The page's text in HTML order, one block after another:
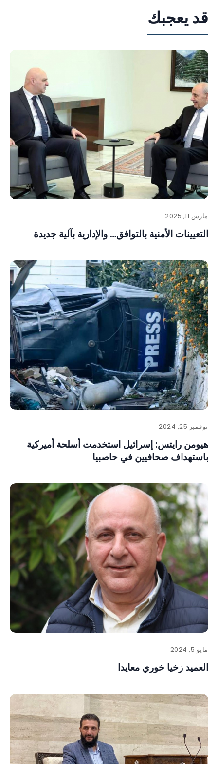
قد يعجبك
مارس 11, 2025
التعيينات الأمنية بالتوافق… والإدارية بآلية جديدة
نوفمبر 25, 2024
هيومن رايتس: إسرائيل استخدمت أسلحة أميركية
باستهداف صحافيين في حاصبيا
مايو 5, 2024
العميد زخيا خوري معايدا